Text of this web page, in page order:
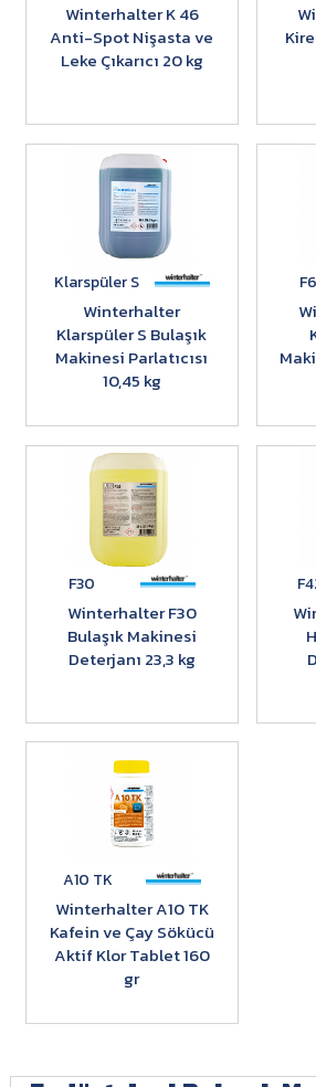
Winterhalter K 46
Anti-Spot Nişasta ve
Leke Çıkarıcı 20 kg
Klarspüler S
Winterhalter
Klarspüler S Bulaşık
Makinesi Parlatıcısı
10,45 kg
F30
Winterhalter F30
Bulaşık Makinesi
Deterjanı 23,3 kg
A10 TK
Winterhalter A10 TK
Kafein ve Çay Sökücü
Aktif Klor Tablet 160
gr